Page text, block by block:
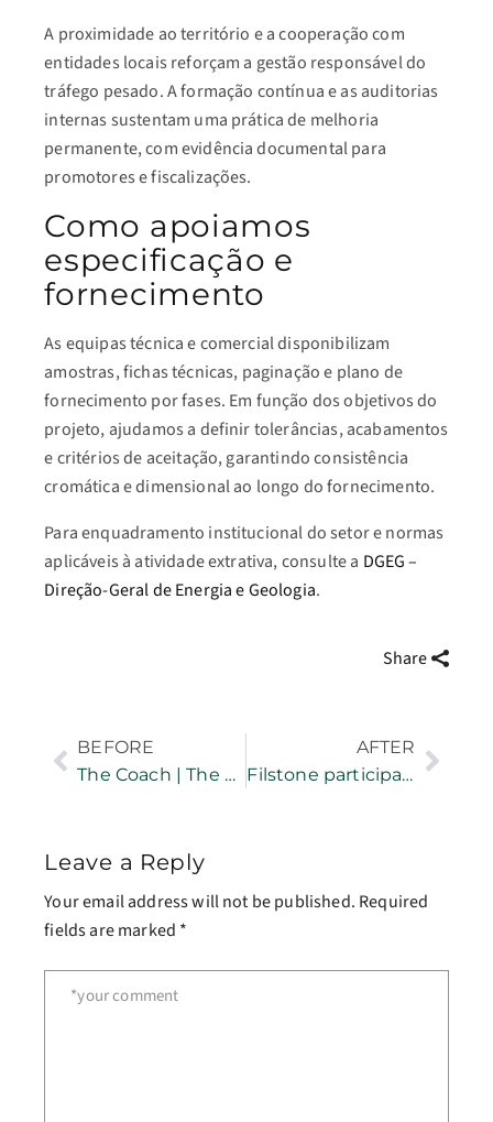
A proximidade ao território e a cooperação com
entidades locais reforçam a gestão responsável do
tráfego pesado. A formação contínua e as auditorias
internas sustentam uma prática de melhoria
permanente, com evidência documental para
promotores e fiscalizações.
Como apoiamos
especificação e
fornecimento
As equipas técnica e comercial disponibilizam
amostras, fichas técnicas, paginação e plano de
fornecimento por fases. Em função dos objetivos do
projeto, ajudamos a definir tolerâncias, acabamentos
e critérios de aceitação, garantindo consistência
cromática e dimensional ao longo do fornecimento.
Para enquadramento institucional do setor e normas
aplicáveis à atividade extrativa, consulte a DGEG –
Direção-Geral de Energia e Geologia.
Share
BEFORE
The Coach | The Stone People
AFTER
Filstone participa em reconversão ambiental
Leave a Reply
Your email address will not be published. Required
fields are marked *